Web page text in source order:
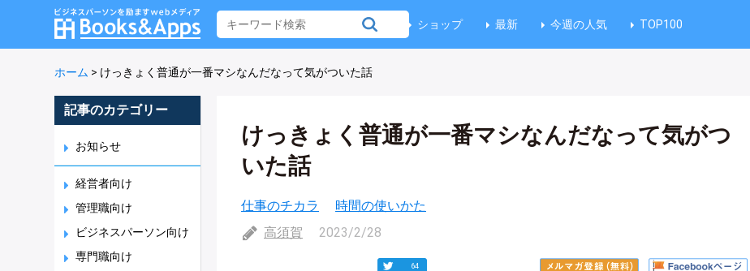
ショップ 最新 今週の人気 TOP100
ホーム > けっきょく普通が一番マシなんだなって気がついた話
記事のカテゴリー
お知らせ
経営者向け
管理職向け
ビジネスパーソン向け
専門職向け
けっきょく普通が一番マシなんだなって気がつ
いた話
仕事のチカラ
時間の使いかた
高須賀
2023/2/28
64